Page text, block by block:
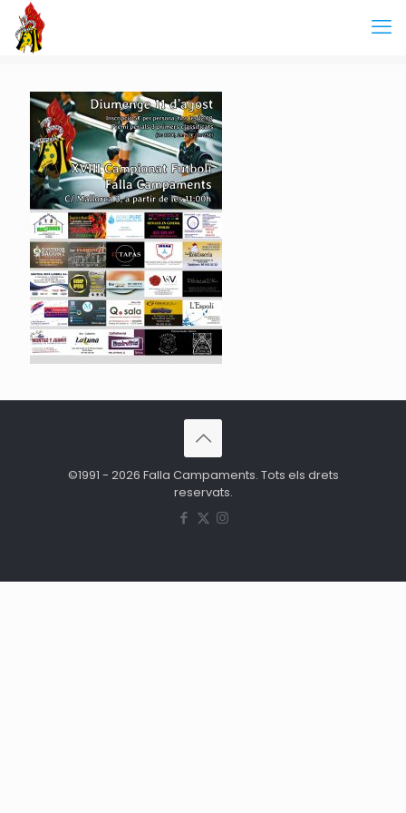
©1991 - 2026 Falla Campaments. Tots els drets
reservats.